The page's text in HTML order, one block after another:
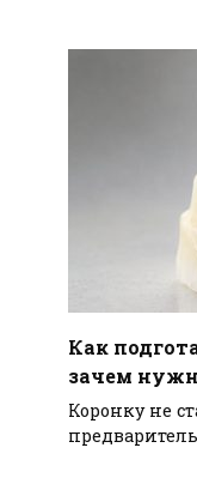
Как
зачем
Коронку не